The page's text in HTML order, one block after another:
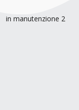
in manutenzione 2